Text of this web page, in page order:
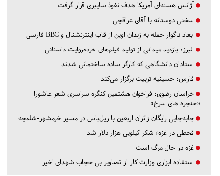
آژانس هسته‌ای آمریکا هدف نفوذ سایبری قرار گرفت
سخنی دوستانه با آقای عراقچی
ابعاد ناگوار حمله به زندان اوین از قاب اینترنشنال و BBC فارسی
البرز: بازدید میدانی از تولید فیلم‌های خرده‌روایت داستانی
استادان دانشگاهی که کارگر ساده ساختمانی شدند
فارس: حسینیه تربیت برگزار می‌کند
خراسان رضوی: فراخوان هشتمین کنگره سراسری شعر عاشورا
«حنجره های سرخ»
جابه‌جایی رایگان زائران اربعین با ریل‌باس در مسیر خرمشهر-شلمچه
قحطی در غزه؛ شکر کیلویی هزار دلار شد
غزه در حال مرگ است
استفاده ابزاری وزارت کار از تصاویر بی حجاب شهدای اخیر